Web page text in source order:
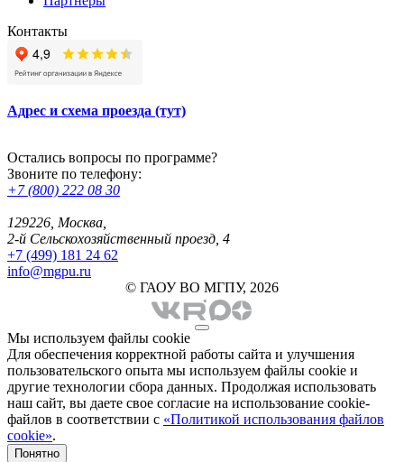
Контакты
Адрес и схема проезда (тут)
Остались вопросы по программе?
Звоните по телефону:
+7 (800) 222 08 30
129226, Москва,
2-й Сельскохозяйственный проезд, 4
+7 (499) 181 24 62
info@mgpu.ru
© ГАОУ ВО МГПУ, 2026
Мы используем файлы cookie
Для обеспечения корректной работы сайта и улучшения
пользовательского опыта мы используем файлы cookie и
другие технологии сбора данных. Продолжая использовать
наш сайт, вы даете свое согласие на использование cookie-
файлов в соответствии с «Политикой использования файлов
cookie».
Понятно